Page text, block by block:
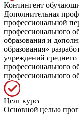
Контингент
Дополнительная
профессиональной
профессионального
образования и
образования»
учреждений среднего
профессионального
профессионального
Цель курса
Основной целью